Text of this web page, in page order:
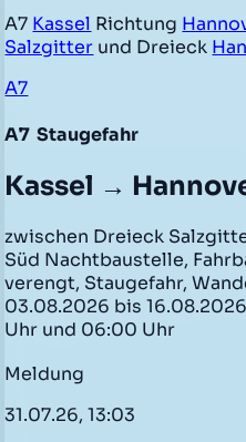
A7 Kassel Richtung
Salzgitter und Dreieck
A7
A7 Staugefahr
Kassel →
zwischen Dreieck
Süd Nachtbaustelle,
verengt, Staugefahr,
03.08.2026 bis
Uhr und 06:00 Uhr
Meldung
31.07.26, 13:03